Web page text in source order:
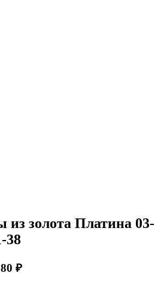
из золота Платина 03-
38
₽